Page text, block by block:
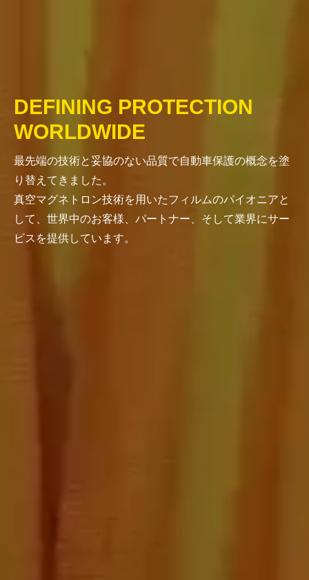
DEFINING PROTECTION
WORLDWIDE
最先端の技術と妥協のない品質で自動車保護の概念を塗
り替えてきました。
真空マグネトロン技術を用いたフィルムのパイオニアと
して、世界中のお客様、パートナー、そして業界にサー
ビスを提供しています。